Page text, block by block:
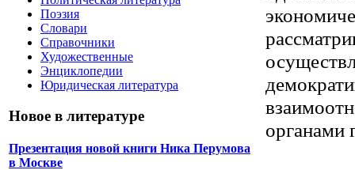
Поэзия
Словари
Справочники
Художественные
Энциклопедии
Юридическая литература
Новое в литературе
Презентация новой книги Ника Перумова
в Москве
органами